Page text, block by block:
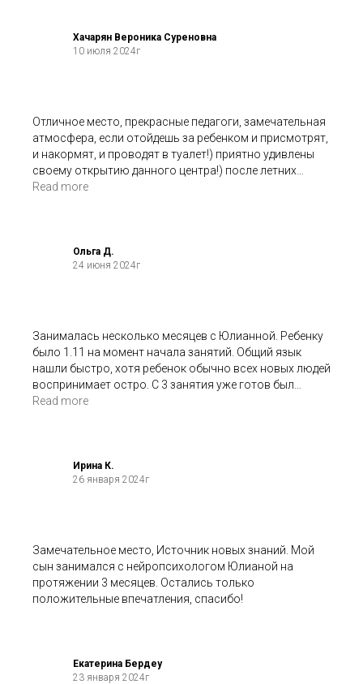
Хачарян Вероника Суреновна
10 июля 2024г
Отличное место, прекрасные педагоги, замечательная
атмосфера, если отойдешь за ребенком и присмотрят,
и накормят, и проводят в туалет!) приятно удивлены
своему открытию данного центра!) после летних
каникул планируем продолжить занятия шахматами,
Read more
Ольга Д.
24 июня 2024г
Занималась несколько месяцев с Юлианной. Ребенку
было 1.11 на момент начала занятий. Общий язык
нашли быстро, хотя ребенок обычно всех новых людей
воспринимает остро. С 3 занятия уже готов был
обниматься и заниматься без мамы. Позитивные
адаптируемся намного дольше и с истериками,
которых не было в Источнике.
Read more
Ирина К.
26 января 2024г
Замечательное место, Источник новых знаний. Мой
сын занимался с нейропсихологом Юлианой на
протяжении 3 месяцев. Остались только
положительные впечатления, спасибо!
Екатерина Бердеу
23 января 2024г